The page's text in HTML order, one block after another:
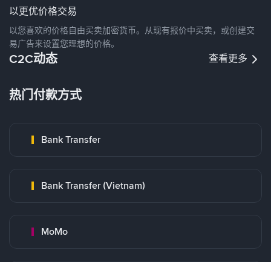
以更优价格交易
以您喜欢的价格自由买卖加密货币。从现有报价中买卖，或创建交
易广告来设置您理想的价格。
C2C动态 查看更多
热门付款方式
Bank Transfer
Bank Transfer (Vietnam)
MoMo